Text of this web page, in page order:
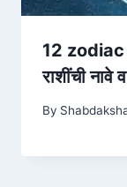
12 zodiac
राशींची नावे
By